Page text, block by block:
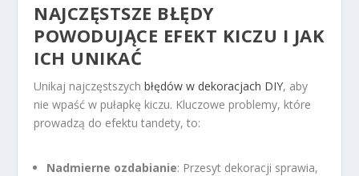
NAJCZĘSTSZE BŁĘDY
POWODUJĄCE EFEKT KICZU I JAK
ICH UNIKAĆ
Unikaj najczęstszychbłędów w dekoracjach DIY, aby
nie wpaść w pułapkę kiczu. Kluczowe problemy, które
prowadzą do efektu tandety, to:
Nadmierne ozdabianie: Przesyt dekoracji sprawia,